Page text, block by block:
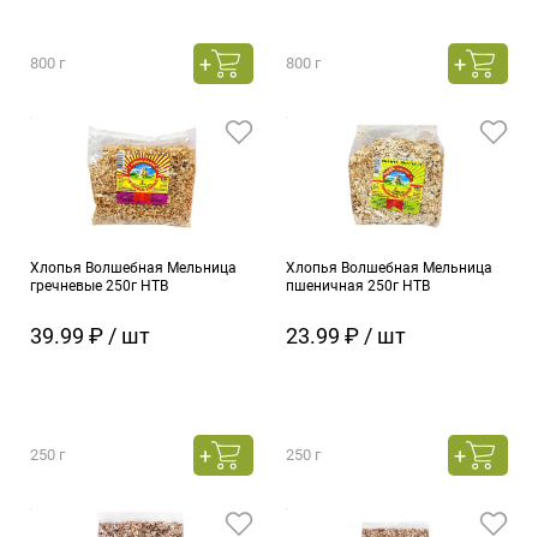
800 г 800 г
Хлопья Волшебная Мельница
гречневые 250г НТВ
39.99 ₽ / шт
250 г
Хлопья Волшебная Мельница
пшеничная 250г НТВ
23.99 ₽ / шт
250 г